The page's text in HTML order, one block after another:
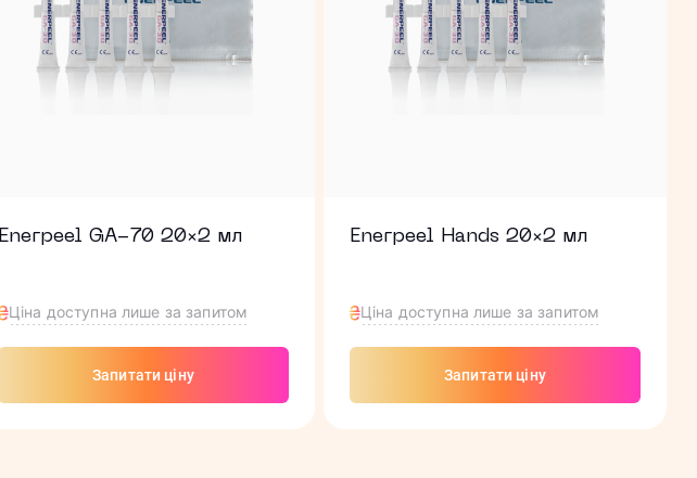
Enerpeel GA-70 20×2 мл
Ціна доступна лише за запитом
Запитати ціну
Enerpeel Hands 20×2 мл
Ціна доступна лише за запитом
Запитати ціну